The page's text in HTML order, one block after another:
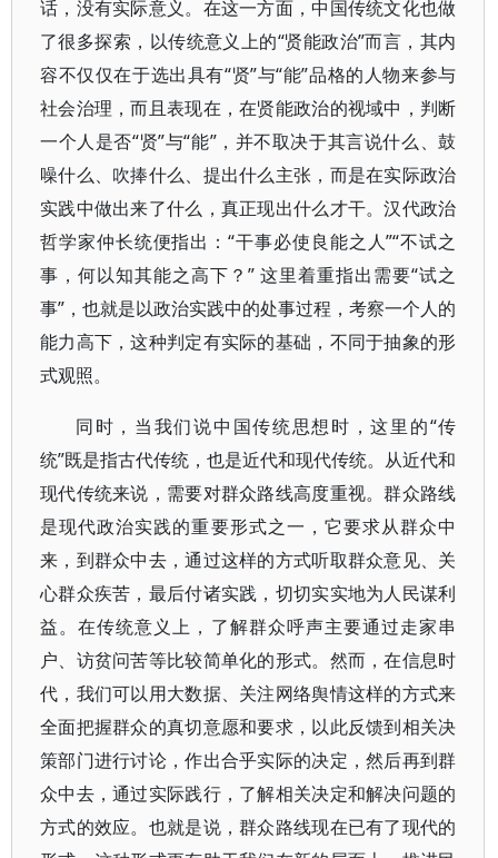
话，没有实际意义。在这一方面，中国传统文化也做
了很多探索，以传统意义上的“贤能政治”而言，其内
容不仅仅在于选出具有“贤”与“能”品格的人物来参与
社会治理，而且表现在，在贤能政治的视域中，判断
一个人是否“贤”与“能”，并不取决于其言说什么、鼓
噪什么、吹捧什么、提出什么主张，而是在实际政治
实践中做出来了什么，真正现出什么才干。汉代政治
哲学家仲长统便指出：“干事必使良能之人”“不试之
事，何以知其能之高下？” 这里着重指出需要“试之
事”，也就是以政治实践中的处事过程，考察一个人的
能力高下，这种判定有实际的基础，不同于抽象的形
式观照。
同时，当我们说中国传统思想时，这里的“传
统”既是指古代传统，也是近代和现代传统。从近代和
现代传统来说，需要对群众路线高度重视。群众路线
是现代政治实践的重要形式之一，它要求从群众中
来，到群众中去，通过这样的方式听取群众意见、关
心群众疾苦，最后付诸实践，切切实实地为人民谋利
益。在传统意义上，了解群众呼声主要通过走家串
户、访贫问苦等比较简单化的形式。然而，在信息时
代，我们可以用大数据、关注网络舆情这样的方式来
全面把握群众的真切意愿和要求，以此反馈到相关决
策部门进行讨论，作出合乎实际的决定，然后再到群
众中去，通过实际践行，了解相关决定和解决问题的
方式的效应。也就是说，群众路线现在已有了现代的